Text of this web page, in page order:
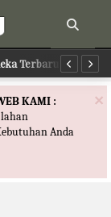
Terbaru
×
KAMI :
Anda